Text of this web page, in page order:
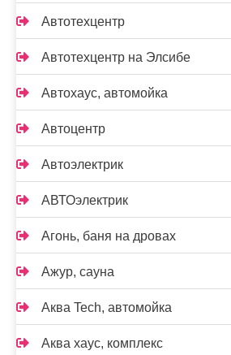
Автотехцентр
Автотехцентр на Элсибе
Автохаус, автомойка
Автоцентр
Автоэлектрик
АВТОэлектрик
Агонь, баня на дровах
Ажур, сауна
Аква Tech, автомойка
Аква хаус, комплекс